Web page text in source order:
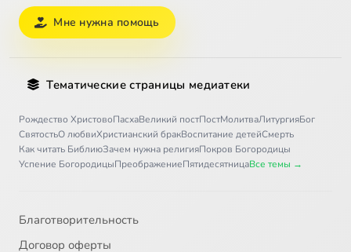
Мне нужна помощь
Тематические страницы медиатеки
Рождество ХристовоПасхаВеликий постПостМолитваЛитургияБог
СвятостьО любвиХристианский бракВоспитание детейСмерть
Как читать БиблиюЗачем нужна религияПокров Богородицы
Успение БогородицыПреображениеПятидесятницаВсе темы →
Благотворительность
Договор оферты